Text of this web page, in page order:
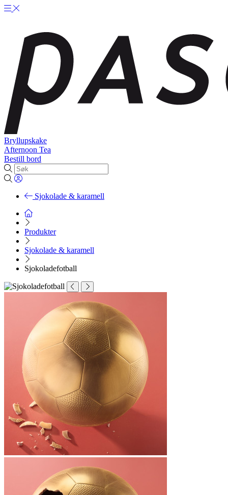
Bryllupskake
Afternoon Tea
Bestill bord
Sjokolade & karamell
Produkter
Sjokolade & karamell
Sjokoladefotball